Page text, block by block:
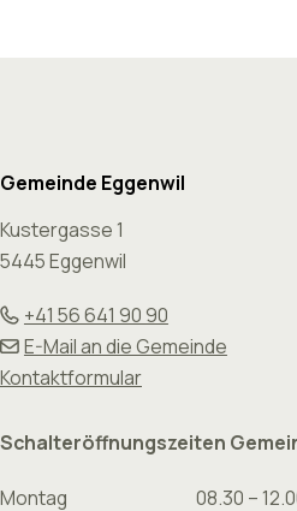
Gemeinde Eggenwil
Kustergasse 1
5445 Eggenwil
+41 56 641 90 90
E-Mail an die Gemeinde
Kontaktformular
Schalteröffnungszeiten
Montag
08.30 –